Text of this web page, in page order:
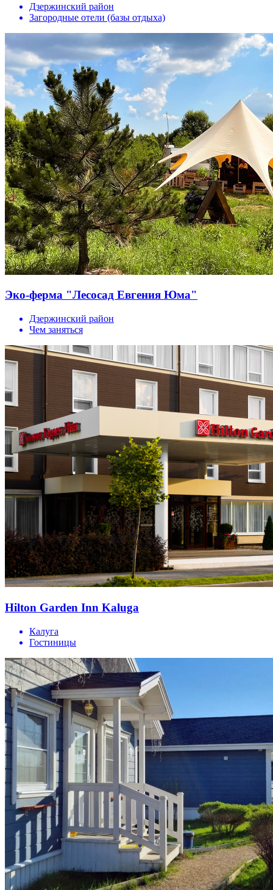
Дзержинский район
Загородные отели (базы отдыха)
Эко-ферма "Лесосад Евгения Юма"
Дзержинский район
Чем заняться
Hilton Garden Inn Kaluga
Калуга
Гостиницы